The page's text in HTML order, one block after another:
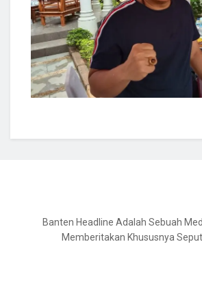
Banten Headline Adalah Sebuah
Memberitakan Khususnya